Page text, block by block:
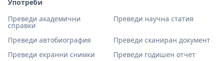
Употреби
Преведи академични
справки
Преведи научна статия
Преведи автобиография
Преведи сканиран документ
Преведи екранни снимки
Преведи годишен отчет